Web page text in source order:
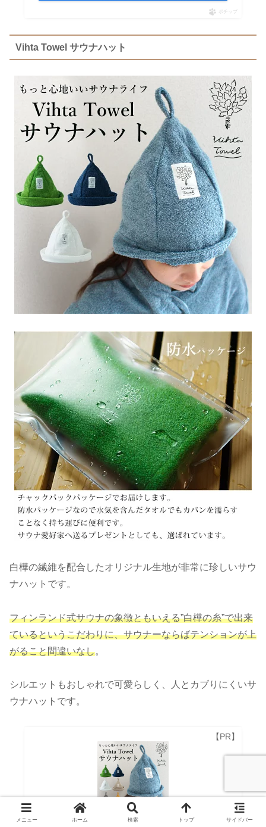
ポチップ
Vihta Towel サウナハット
白樺の繊維を配合したオリジナル生地が非常に珍しいサウ
ナハットです。
フィンランド式サウナの象徴ともいえる”白樺の糸”で出来
ているというこだわりに、サウナーならばテンションが上
がること間違いなし。
シルエットもおしゃれで可愛らしく、人とカブりにくいサ
ウナハットです。
メニュー ホーム 検索 トップ サイドバー